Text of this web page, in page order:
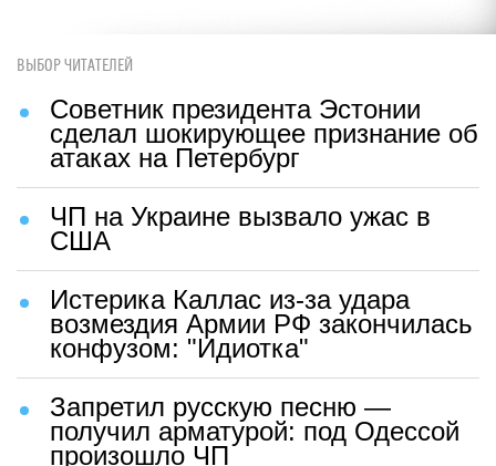
ВЫБОР ЧИТАТЕЛЕЙ
Советник президента Эстонии
сделал шокирующее признание об
атаках на Петербург
ЧП на Украине вызвало ужас в
США
Истерика Каллас из-за удара
возмездия Армии РФ закончилась
конфузом: "Идиотка"
Запретил русскую песню —
получил арматурой: под Одессой
произошло ЧП